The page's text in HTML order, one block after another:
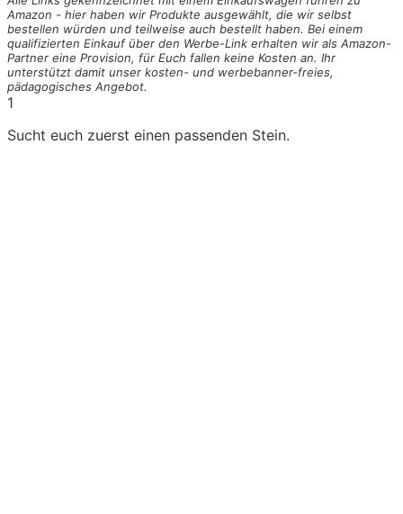
Amazon - hier haben wir Produkte ausgewählt, die wir selbst
bestellen würden und teilweise auch bestellt haben. Bei einem
qualifizierten Einkauf über den Werbe-Link erhalten wir als Amazon-
Partner eine Provision, für Euch fallen keine Kosten an. Ihr
unterstützt damit unser kosten- und werbebanner-freies,
pädagogisches Angebot.
1
Sucht euch zuerst einen passenden Stein.